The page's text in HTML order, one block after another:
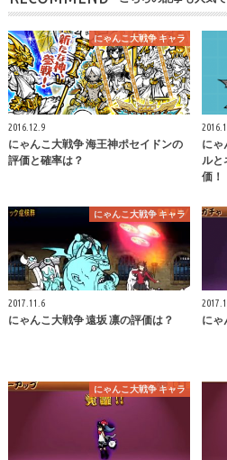
にゃんこ大戦争 キャラ
2016.12.9
にゃんこ大戦争 海王神ポセイドンの
評価と確率は？
にゃ
ルと
価！
にゃんこ大戦争 キャラ
2017.11.6
にゃんこ大戦争 遠坂 凛の評価は？ にゃ
にゃんこ大戦争 キャラ